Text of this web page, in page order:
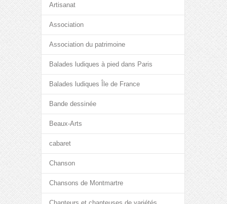
Artisanat
Association
Association du patrimoine
Balades ludiques à pied dans Paris
Balades ludiques Île de France
Bande dessinée
Beaux-Arts
cabaret
Chanson
Chansons de Montmartre